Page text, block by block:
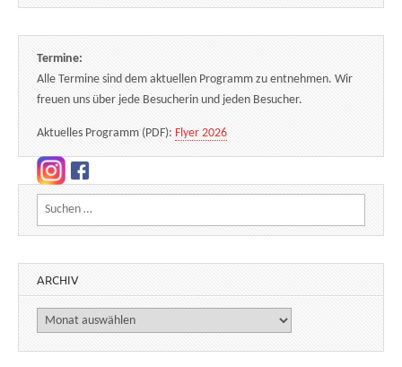
Termine:
Alle Termine sind dem aktuellen Programm zu entnehmen. Wir
freuen uns über jede Besucherin und jeden Besucher.
Aktuelles Programm (PDF): Flyer 2026
Suchen nach:
ARCHIV
Archiv